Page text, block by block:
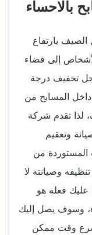
بارتفاع
إلى قضاء
تخفيف درجة
المسابح من
لذا تقدم شركة
وتعقيم
المستوردة من
وصيانته لا
فعله هو
وسوف يصل إليك
وقت ممكن